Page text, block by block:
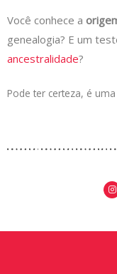
Você conhece a
genealogia? E um
ancestralidade?
Pode ter certeza, é